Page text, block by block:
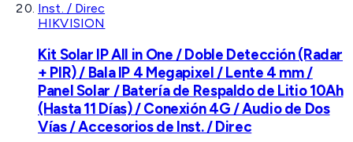
HIKVISION
Kit Solar IP All in One / Doble Detección (Radar
+ PIR) / Bala IP 4 Megapixel / Lente 4 mm /
Panel Solar / Batería de Respaldo de Litio 10Ah
(Hasta 11 Días) / Conexión 4G / Audio de Dos
Vías / Accesorios de Inst. / Direc